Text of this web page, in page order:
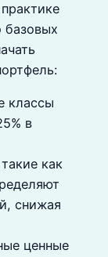
базовых
классы
в
как
снижая
ценные